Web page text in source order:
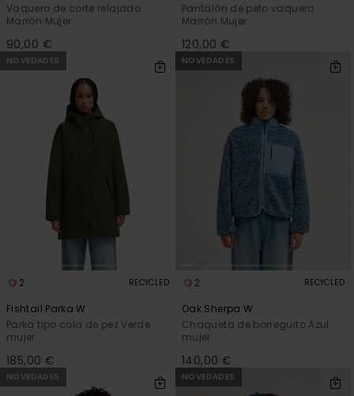
Vaquero de corte relajado
Marrón Mujer
90,00 €
Pantalón de peto vaquero
Marrón Mujer
120,00 €
NOVEDADES
2 RECYCLED
Fishtail Parka W
Parka tipo cola de pez Verde
mujer
185,00 €
NOVEDADES
2 RECYCLED
Oak Sherpa W
Chaqueta de borreguito Azul
mujer
140,00 €
NOVEDADES NOVEDADES